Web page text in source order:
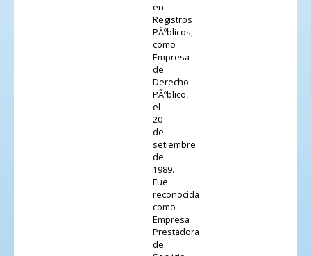
en
Registros
PÃºblicos,
como
Empresa
de
Derecho
PÃºblico,
el
20
de
setiembre
de
1989.
Fue
reconocida
como
Empresa
Prestadora
de